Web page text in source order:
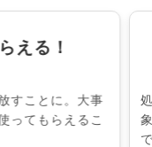
える！
すことに。大事
ってもらえるこ